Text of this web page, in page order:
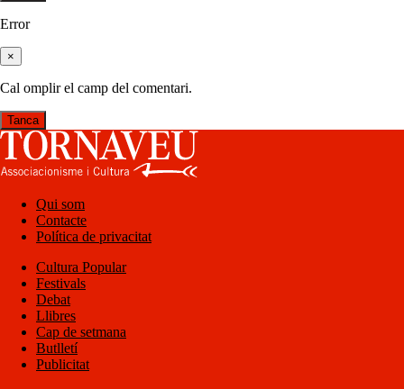
Error
×
Cal omplir el camp del comentari.
Tanca
Qui som
Contacte
Política de privacitat
Cultura Popular
Festivals
Debat
Llibres
Cap de setmana
Butlletí
Publicitat